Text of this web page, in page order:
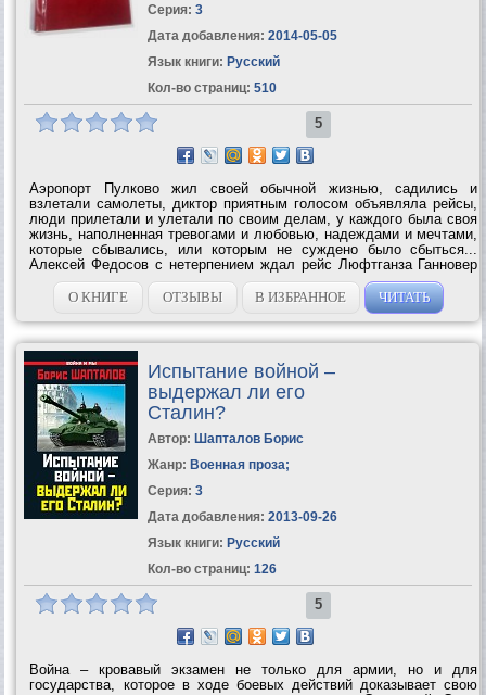
Серия: 3
Дата добавления: 2014-05-05
Язык книги: Русский
Кол-во страниц: 510
5
Аэропорт Пулково жил своей обычной жизнью, садились и
взлетали самолеты, диктор приятным голосом объявляла рейсы,
люди прилетали и улетали по своим делам, у каждого была своя
жизнь, наполненная тревогами и любовью, надеждами и мечтами,
которые сбывались, или которым не суждено было сбыться...
Алексей Федосов с нетерпением ждал рейс Люфтганза Ганновер
— Петербург. Его волнение выдавали пальцы в которых нервно
дрожала сигарета, он...
О КНИГЕ ОТЗЫВЫ В ИЗБРАННОЕ ЧИТАТЬ
Испытание войной –
выдержал ли его
Сталин?
Автор: Шапталов Борис
Жанр: Военная проза;
Серия: 3
Дата добавления: 2013-09-26
Язык книги: Русский
Кол-во страниц: 126
5
Война – кровавый экзамен не только для армии, но и для
государства, которое в ходе боевых действий доказывает свою